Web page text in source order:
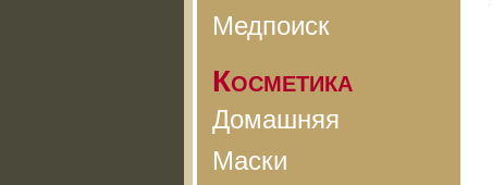
Медпоиск
Косметика
Домашняя
Маски